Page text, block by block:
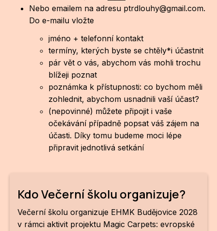
Nebo emailem na adresu ptrdlouhy@gmail.com.
Do e-mailu vložte
jméno + telefonní kontakt
termíny, kterých byste se chtěly*i účastnit
pár vět o vás, abychom vás mohli trochu
blížeji poznat
poznámka k přístupnosti: co bychom měli
zohlednit, abychom usnadnili vaší účast?
(nepovinné) můžete připojit i vaše
očekávání případně popsat váš zájem na
účasti. Díky tomu budeme moci lépe
připravit jednotlivá setkání
Kdo Večerní školu organizuje?
Večerní školu organizuje EHMK Budějovice 2028
v rámci aktivit projektu Magic Carpets: evropské